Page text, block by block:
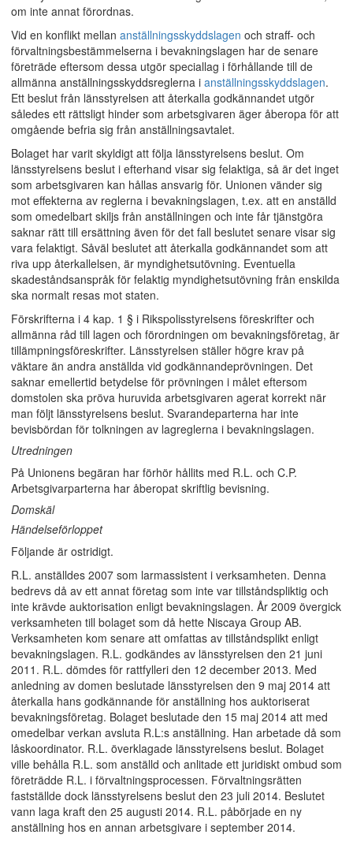
om inte annat förordnas.
Vid en konflikt mellan anställningsskyddslagen och straff- och
förvaltningsbestämmelserna i bevakningslagen har de senare
företräde eftersom dessa utgör speciallag i förhållande till de
allmänna anställningsskyddsreglerna i anställningsskyddslagen.
Ett beslut från länsstyrelsen att återkalla godkännandet utgör
således ett rättsligt hinder som arbetsgivaren äger åberopa för att
omgående befria sig från anställningsavtalet.
Bolaget har varit skyldigt att följa länsstyrelsens beslut. Om
länsstyrelsens beslut i efterhand visar sig felaktiga, så är det inget
som arbetsgivaren kan hållas ansvarig för. Unionen vänder sig
mot effekterna av reglerna i bevakningslagen, t.ex. att en anställd
som omedelbart skiljs från anställningen och inte får tjänstgöra
saknar rätt till ersättning även för det fall beslutet senare visar sig
vara felaktigt. Såväl beslutet att återkalla godkännandet som att
riva upp återkallelsen, är myndighetsutövning. Eventuella
skadeståndsanspråk för felaktig myndighetsutövning från enskilda
ska normalt resas mot staten.
Förskrifterna i 4 kap. 1 § i Rikspolisstyrelsens föreskrifter och
allmänna råd till lagen och förordningen om bevakningsföretag, är
tillämpningsföreskrifter. Länsstyrelsen ställer högre krav på
väktare än andra anställda vid godkännandeprövningen. Det
saknar emellertid betydelse för prövningen i målet eftersom
domstolen ska pröva huruvida arbetsgivaren agerat korrekt när
man följt länsstyrelsens beslut. Svarandeparterna har inte
bevisbördan för tolkningen av lagreglerna i bevakningslagen.
Utredningen
På Unionens begäran har förhör hållits med R.L. och C.P.
Arbetsgivarparterna har åberopat skriftlig bevisning.
Domskäl
Händelseförloppet
Följande är ostridigt.
R.L. anställdes 2007 som larmassistent i verksamheten. Denna
bedrevs då av ett annat företag som inte var tillståndspliktig och
inte krävde auktorisation enligt bevakningslagen. År 2009 övergick
verksamheten till bolaget som då hette Niscaya Group AB.
Verksamheten kom senare att omfattas av tillståndsplikt enligt
bevakningslagen. R.L. godkändes av länsstyrelsen den 21 juni
2011. R.L. dömdes för rattfylleri den 12 december 2013. Med
anledning av domen beslutade länsstyrelsen den 9 maj 2014 att
återkalla hans godkännande för anställning hos auktoriserat
bevakningsföretag. Bolaget beslutade den 15 maj 2014 att med
omedelbar verkan avsluta R.L:s anställning. Han arbetade då som
låskoordinator. R.L. överklagade länsstyrelsens beslut. Bolaget
ville behålla R.L. som anställd och anlitade ett juridiskt ombud som
företrädde R.L. i förvaltningsprocessen. Förvaltningsrätten
fastställde dock länsstyrelsens beslut den 23 juli 2014. Beslutet
vann laga kraft den 25 augusti 2014. R.L. påbörjade en ny
anställning hos en annan arbetsgivare i september 2014.